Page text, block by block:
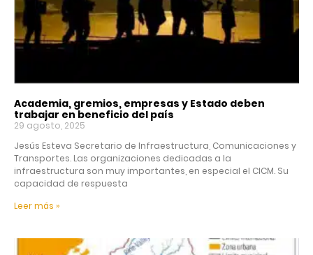
Academia, gremios, empresas y Estado deben
trabajar en beneficio del país
29 agosto, 2025
Jesús Esteva Secretario de Infraestructura, Comunicaciones y
Transportes. Las organizaciones dedicadas a la
infraestructura son muy importantes, en especial el CICM. Su
capacidad de respuesta
Leer más »